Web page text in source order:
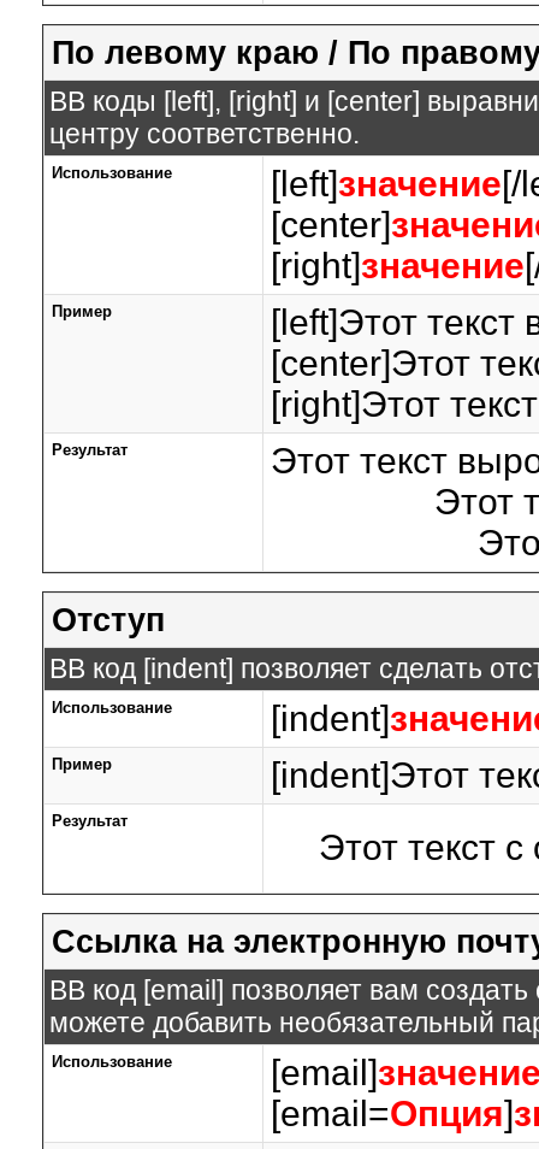
По левому краю / По
BB коды [left], [right] и [center]
центру соответственно.
Использование [left]значение[/
[center]
[right]значение
Пример
[left]Этот
[center]Этот
[right]Этот
Результат
Этот текст
Этот
Отступ
BB код [indent] позволяет сделать
Использование [indent]
Пример [indent]Этот
Результат
Этот текст с
Ссылка на электронную
BB код [email] позволяет вам
можете добавить необязательный
Использование [email]
[email=Опция]